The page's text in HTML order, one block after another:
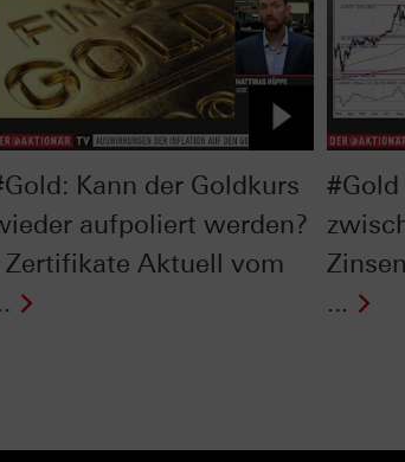
Kann der Goldkurs
aufpoliert werden?
Zertifikate Aktuell vom
...